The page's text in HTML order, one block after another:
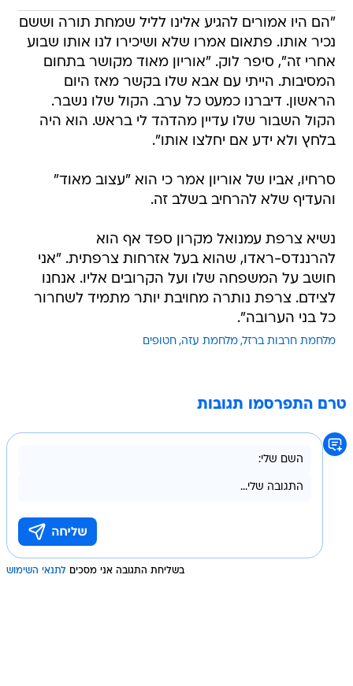
"הם היו אמורים להגיע אלינו לליל שמחת תורה וששם
נכיר אותו. פתאום אמרו שלא ושיכירו לנו אותו שבוע
אחרי זה", סיפר לוק. "אוריון מאוד מקושר בתחום
המסיבות. הייתי עם אבא שלו בקשר מאז היום
הראשון. דיברנו כמעט כל ערב. הקול שלו נשבר.
הקול השבור שלו עדיין מהדהד לי בראש. הוא היה
בלחץ ולא ידע אם יחלצו אותו".
סרחיו, אביו של אוריון אמר כי הוא "עצוב מאוד"
והעדיף שלא להרחיב בשלב זה.
נשיא צרפת עמנואל מקרון ספד אף הוא
להרננדס-ראדו, שהוא בעל אזרחות צרפתית. "אני
חושב על המשפחה שלו ועל הקרובים אליו. אנחנו
לצידם. צרפת נותרה מחויבת יותר מתמיד לשחרור
כל בני הערובה".
מלחמת חרבות ברזל מלחמת עזה חטופים
טרם התפרסמו תגובות
בשליחת התגובה אני מסכים לתנאי השימוש